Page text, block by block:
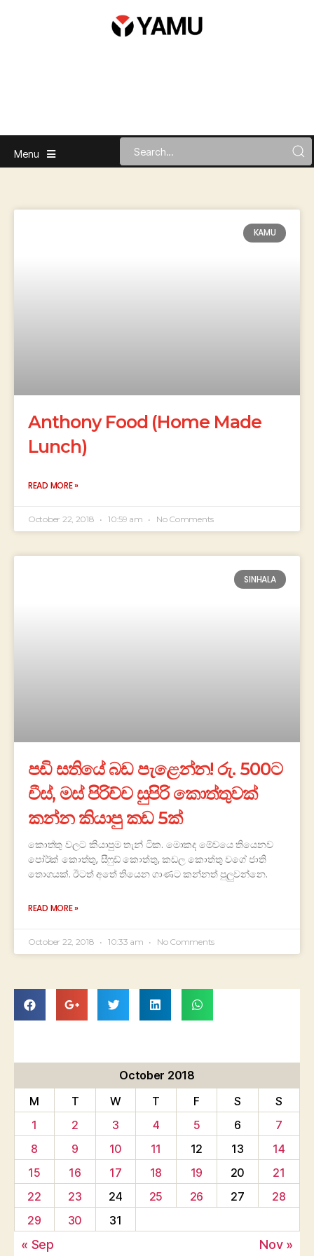
Menu
KAMU
Anthony Food (Home Made
Lunch)
READ MORE »
October 22, 2018 10:59 am No Comments
SINHALA
පඩි සතියේ බඩ පැළෙන්න! රු. 500ට
චීස්, මස් පිරිච්ච සුපිරි කොත්තුවක්
කන්න කියාපු කඩ 5ක්
කොත්තු වලට කියාපුම තැන් ටික. මොකද මේවයෙ තියෙනව
පෝර්ක් කොත්තු, සීෆුඩ් කොත්තු, කඩල කොත්තු වගේ ජාති
තොගයක්. ඊටත් අතේ තියෙන ගාණට කන්නත් පුලුවන්නෙ.
READ MORE »
October 22, 2018 10:33 am No Comments
October 2018
M
T W T F S
S
1
2 3 4 5 6
7
8
9 10 11 12 13
14
15
16 17 18 19 20
21
22
23 24 25 26 27
28
29
30 31
« Sep Nov »